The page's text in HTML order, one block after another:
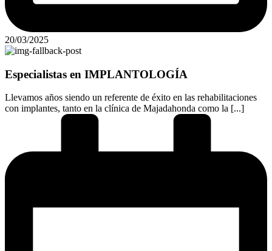
20/03/2025
Especialistas en IMPLANTOLOGÍA
Llevamos años siendo un referente de éxito en las rehabilitaciones
con implantes, tanto en la clínica de Majadahonda como la [...]